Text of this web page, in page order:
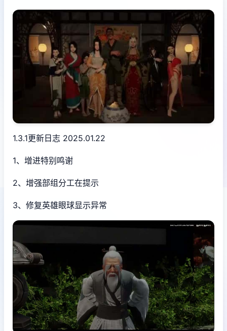
1.3.1更新日志 2025.01.22
1、增进特别鸣谢
2、增强部组分工在提示
3、修复英雄眼球显示异常